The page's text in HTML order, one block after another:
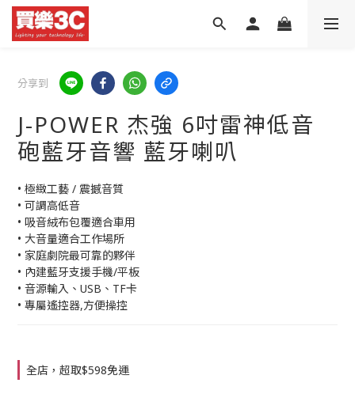
分享到
J-POWER 杰強 6吋雷神低音
砲藍牙音響 藍牙喇叭
• 極緻工藝 / 震撼音質
• 可調高低音
• 吸音絨布包覆適合車用
• 大音量適合工作場所
• 家庭劇院最可靠的夥伴
• 內建藍牙支援手機/平板
• 音源輸入、USB、TF卡
• 專屬遙控器,方便操控
全店，超取$598免運